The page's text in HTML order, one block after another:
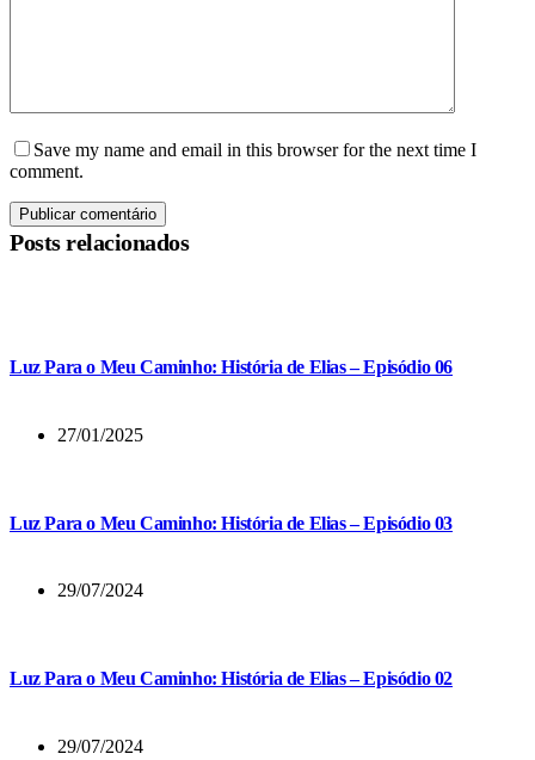
Save my name and email in this browser for the next time I
comment.
Publicar comentário
Posts relacionados
Luz Para o Meu Caminho: História de Elias – Episódio 06
27/01/2025
Luz Para o Meu Caminho: História de Elias – Episódio 03
29/07/2024
Luz Para o Meu Caminho: História de Elias – Episódio 02
29/07/2024